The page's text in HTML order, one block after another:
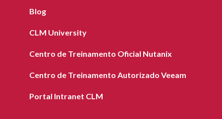
Blog
CLM University
Centro de Treinamento Oficial Nutanix
Centro de Treinamento Autorizado Veeam
Portal Intranet CLM